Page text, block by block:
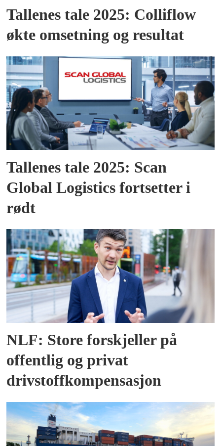
Tallenes tale 2025: Colliflow
økte omsetning og resultat
Tallenes tale 2025: Scan
Global Logistics fortsetter i
rødt
NLF: Store forskjeller på
offentlig og privat
drivstoffkompensasjon